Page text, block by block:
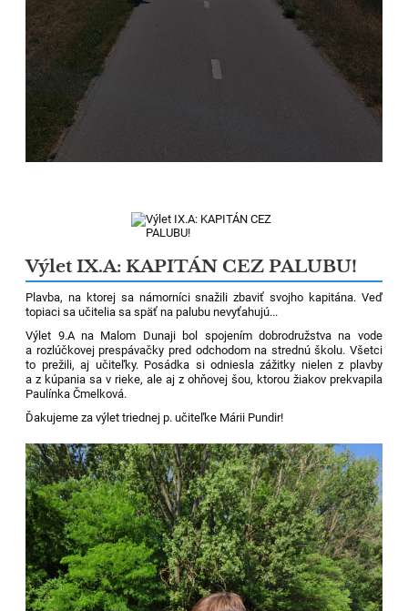
Výlet IX.A: KAPITÁN CEZ PALUBU!
Plavba, na ktorej sa námorníci snažili zbaviť svojho kapitána. Veď
topiaci sa učitelia sa späť na palubu nevyťahujú...
Výlet 9.A na Malom Dunaji bol spojením dobrodružstva na vode
a rozlúčkovej prespávačky pred odchodom na strednú školu. Všetci
to prežili, aj učiteľky. Posádka si odniesla zážitky nielen z plavby
a z kúpania sa v rieke, ale aj z ohňovej šou, ktorou žiakov prekvapila
Paulínka Čmelková.
Ďakujeme za výlet triednej p. učiteľke Márii Pundir!